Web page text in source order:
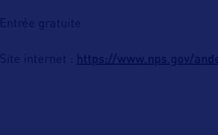
Entrée gratuite
Site internet : https://www.nps.gov/